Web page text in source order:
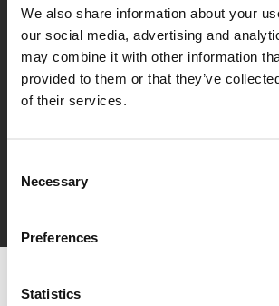
We also share information about your
our social media, advertising and
may combine it with other information
provided to them or that they’ve
of their services.
Selection
Necessary
Preferences
Statistics
Fotografije prikazane na stranici
informativne prirode. Svi navedeni podaci i
što ni na koji način ne podrazumijeva